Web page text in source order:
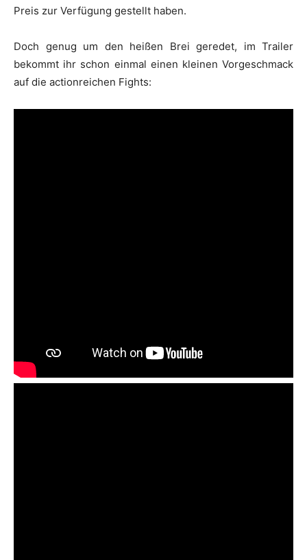
Preis zur Verfügung gestellt haben.
Doch genug um den heißen Brei geredet, im Trailer
bekommt ihr schon einmal einen kleinen Vorgeschmack
auf die actionreichen Fights: